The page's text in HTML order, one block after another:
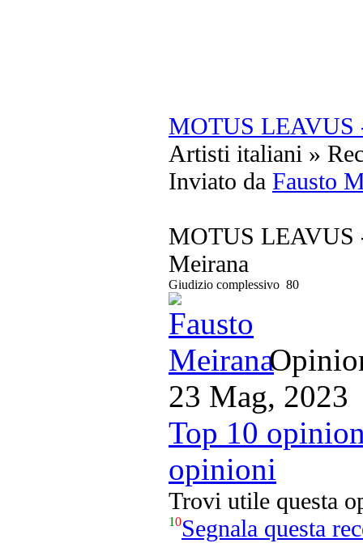
MOTUS LEAVUS
Artisti italiani »
Inviato da Fausto
MOTUS LEAVUS
Meirana
Giudizio complessivo 80
23 Mag, 2023
Top 10
opinioni
Trovi utile questa
10Segnala questa